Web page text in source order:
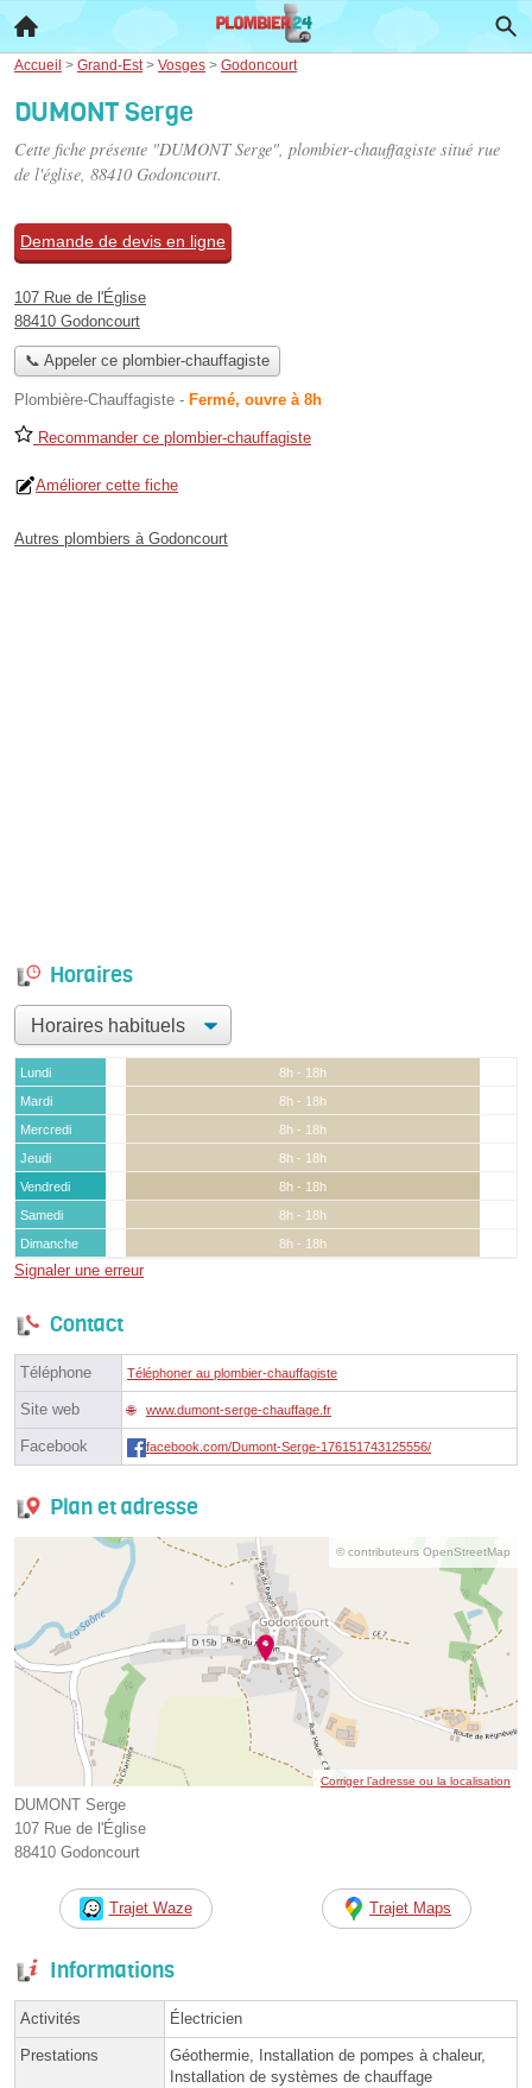
Accueil > Grand-Est > Vosges > Godoncourt
DUMONT Serge
Cette fiche présente "DUMONT Serge", plombier-chauffagiste situé rue
de l'église, 88410 Godoncourt.
Demande de devis en ligne
107 Rue de l'Église
88410 Godoncourt
📞 Appeler ce plombier-chauffagiste
Plombière-Chauffagiste - Fermé, ouvre à 8h
Recommander ce plombier-chauffagiste
Améliorer cette fiche
Autres plombiers à Godoncourt
Horaires
Lundi
8h - 18h
Mardi
8h - 18h
Mercredi
8h - 18h
Jeudi
8h - 18h
Vendredi
8h - 18h
Samedi
8h - 18h
Dimanche
8h - 18h
Signaler une erreur
Contact
Téléphone Téléphoner au plombier-chauffagiste
Site web www.dumont-serge-chauffage.fr
Facebook facebook.com/Dumont-Serge-176151743125556/
Plan et adresse
© contributeurs OpenStreetMap
Corriger l’adresse ou la localisation
DUMONT Serge
107 Rue de l'Église
88410 Godoncourt
Trajet Waze Trajet Maps
Informations
Activités Électricien
Prestations
Géothermie, Installation de pompes à chaleur,
Installation de systèmes de chauffage